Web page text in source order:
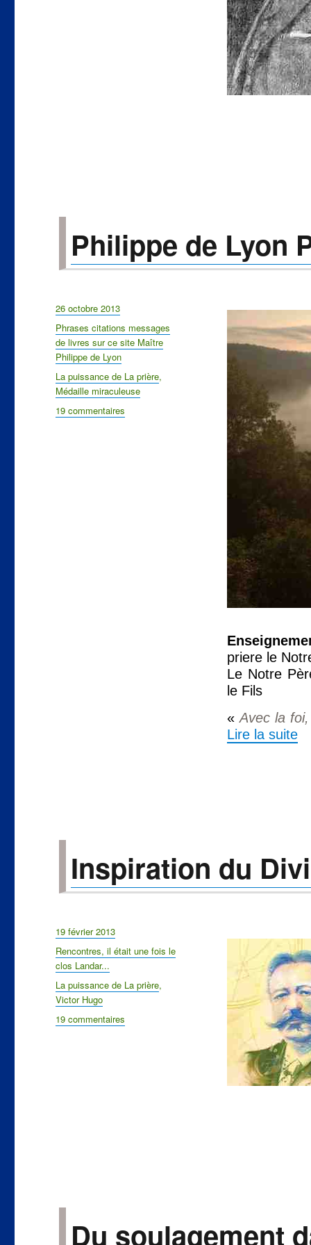
Philippe de Lyon
priere le
Le Notre
le Fils
« Avec la
Lire la suite
Publié
le
26 octobre 2013
Catégories
Phrases citations messages
de livres sur ce site Maître
Philippe de Lyon
Étiquettes
La puissance de La prière,
Médaille miraculeuse
19 commentaires
Inspiration du
Publié
le
19 février 2013
Catégories
Rencontres, il était une fois le
clos Landar...
Étiquettes
La puissance de La prière,
Victor Hugo
19 commentaires
Du soulagement